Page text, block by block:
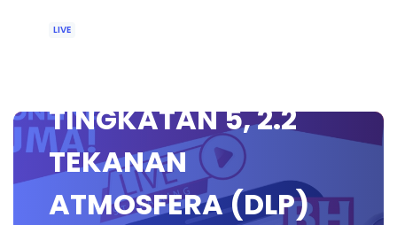
LIVE
TINGKATAN 5, 2.2
TEKANAN
ATMOSFERA (DLP)